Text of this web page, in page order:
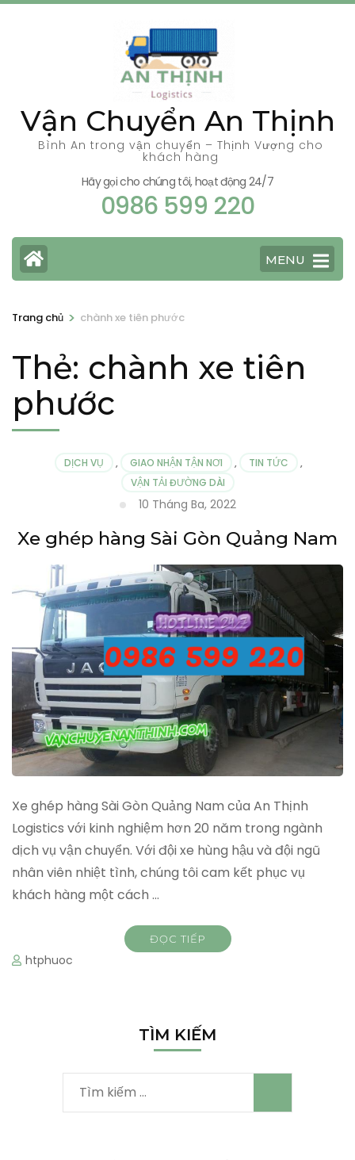
Bỏ
dungVận Chuyển An Thịnh
Bình An trong vận chuyển – Thịnh Vượng cho
khách hàng
Hãy gọi cho chúng tôi, hoạt động 24/7
0986 599 220
MENU
Trang chủ > chành xe tiên phước
Thẻ: chành xe tiên
phước
DỊCH VỤ , GIAO NHẬN TẬN NƠI , TIN TỨC
,
VẬN TẢI ĐƯỜNG DÀI
10 Tháng Ba, 2022
Xe ghép hàng Sài Gòn Quảng Nam
Xe ghép hàng Sài Gòn Quảng Nam của An Thịnh
Logistics với kinh nghiệm hơn 20 năm trong ngành
dịch vụ vận chuyển. Với đội xe hùng hậu và đội ngũ
nhân viên nhiệt tình, chúng tôi cam kết phục vụ
khách hàng một cách …
ĐỌC TIẾP
htphuoc
TÌM KIẾM
Tìm
kiếm